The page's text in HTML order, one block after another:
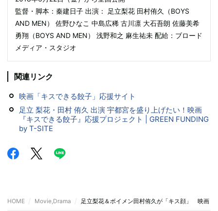
監督・脚本：秦建日子 出演： 足立梨花 田村侑久（BOYS
AND MEN） 佐野ひなこ 中島広稀 古川凛 大石吾朗 佐藤美希
勇翔（BOYS AND MEN） 浅野和之 麻生祐未 配給：ブロード
メディア・スタジオ
関連リンク
映画「キスできる餃子」応援サイト
足立 梨花・田村 侑久 出演 宇都宮を盛り上げたい！映画
『キスできる餃子』応援プロジェクト | GREEN FUNDING
by T-SITE
HOME Movie,Drama 足立梨花＆ボイメン田村侑久が「キス顔」 映画『